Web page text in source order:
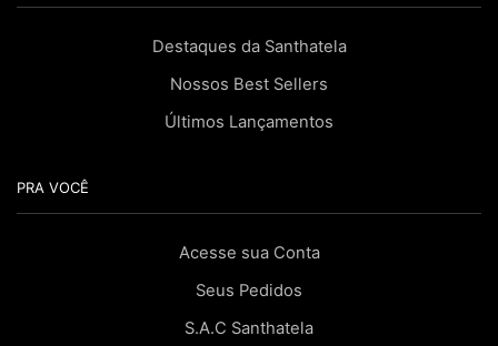
Destaques da Santhatela
Nossos Best Sellers
Últimos Lançamentos
PRA VOCÊ
Acesse sua Conta
Seus Pedidos
S.A.C Santhatela